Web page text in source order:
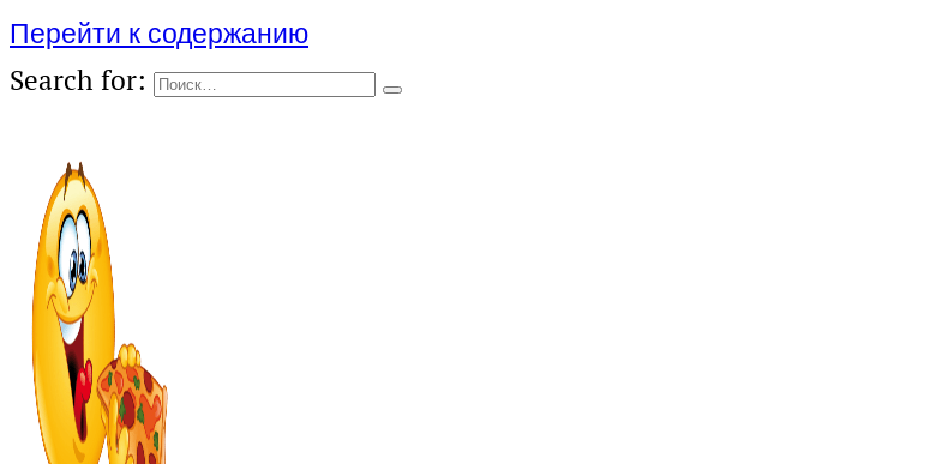
Перейти к содержанию
Search for: